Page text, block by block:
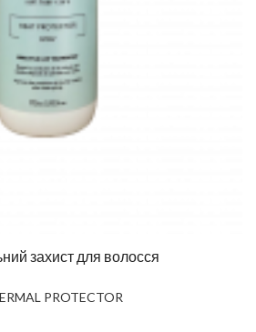
захист для волосся
PROTECTOR